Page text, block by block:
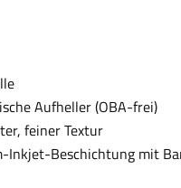
Aufheller (OBA-frei)
feiner Textur
Inkjet-Beschichtung mit